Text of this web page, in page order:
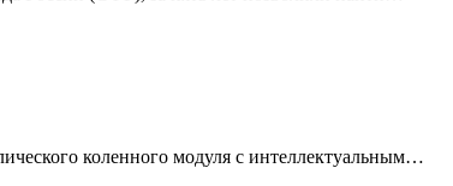
коленного модуля с интеллектуальным…